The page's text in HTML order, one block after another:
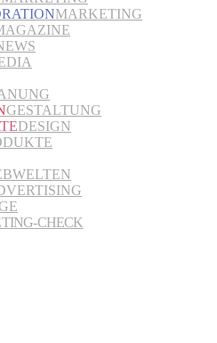
MARKETING
GESTALTUNG
DESIGN
CHECK